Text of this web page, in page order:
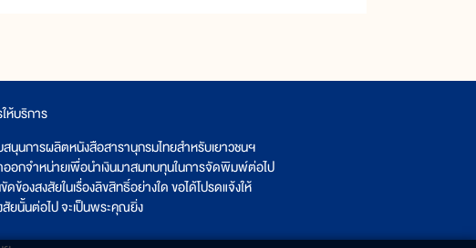
ห้บริการ
นุนการผลิตหนังสือสารานุกรมไทยสำหรับเยาวชนฯ
ำออกจำหน่ายเพื่อนำเงินมาสมทบทุนในการจัดพิมพ์ต่อไป
องสงสัยในเรื่องลิขสิทธิ์อย่างใด ขอได้โปรดแจ้งให้
ยนั้นต่อไป จะเป็นพระคุณยิ่ง